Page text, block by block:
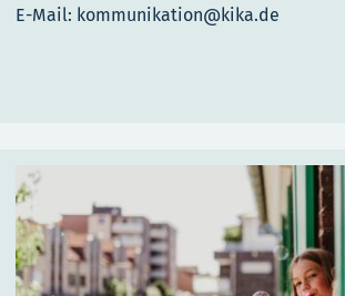
E-Mail: kommunikation@kika.de